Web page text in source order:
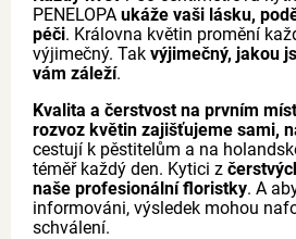
PENELOPA ukáže vaši lásku,
péči. Královna květin promění
výjimečný. Tak výjimečný, jakou
vám záleží.
Kvalita a čerstvost na prvním
rozvoz květin zajišťujeme sami,
cestují k pěstitelům a na
téměř každý den. Kytici z
naše profesionální floristky. A
informováni, výsledek mohou
schválení.